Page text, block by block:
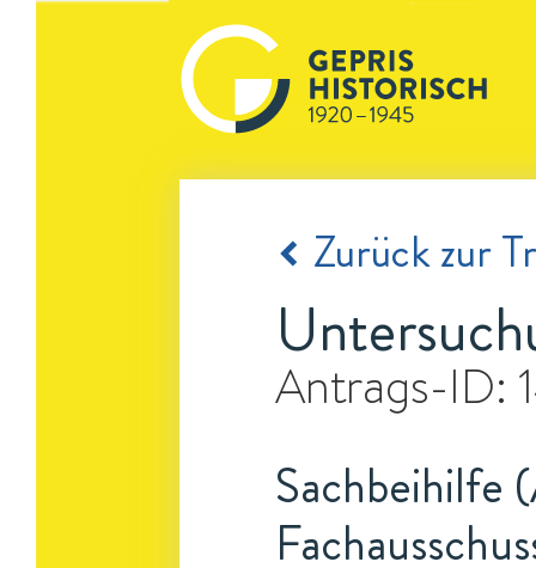
Zurück zur
Antrags-ID:
Sachbeihilfe